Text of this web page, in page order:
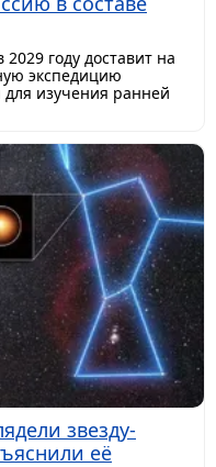
году доставит на
экспедицию
изучения ранней
звезду-
её